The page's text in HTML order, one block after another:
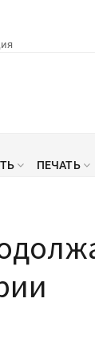
ПЕЧАТЬ